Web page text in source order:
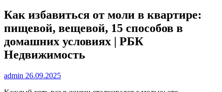
Как избавиться от моли в квартире:
пищевой, вещевой, 15 способов в
домашних условиях | РБК
Недвижимость
admin 26.09.2025